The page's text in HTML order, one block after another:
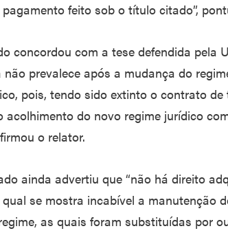
feito sob o título citado”,
concordou com a tese defendida pela
prevalece após a mudança do
pois, tendo sido extinto o contrato
acolhimento do novo regime jurídico
o relator.
ainda advertiu que “não há direito
se mostra incabível a manutenção
as quais foram substituídas por